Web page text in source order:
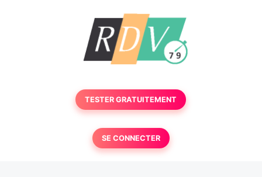
TESTER GRATUITEMENT
SE CONNECTER